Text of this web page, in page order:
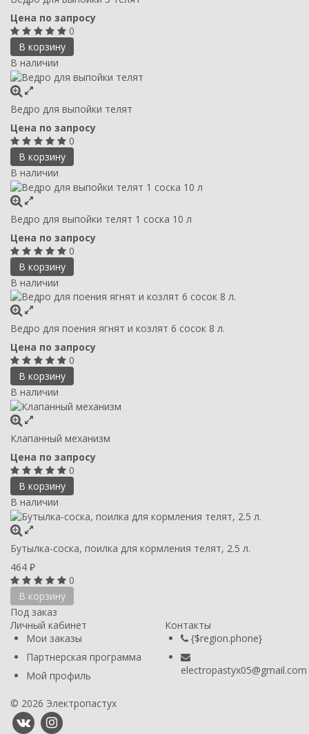
Цена по запросу
0
В корзину
В наличии
Ведро для выпойки телят
Цена по запросу
0
В корзину
В наличии
Ведро для выпойки телят 1 соска 10 л
Цена по запросу
0
В корзину
В наличии
Ведро для поения ягнят и козлят 6 сосок 8 л.
Цена по запросу
0
В корзину
В наличии
Клапанный механизм
Цена по запросу
0
В корзину
В наличии
Бутылка-соска, поилка для кормления телят, 2.5 л.
464 ₽
0
В корзину
Под заказ
Личный кабинет
Мои заказы
Партнерская программа
Мой профиль
Контакты
{$region.phone}
electropastyx05@gmail.com
© 2026 Электропастух